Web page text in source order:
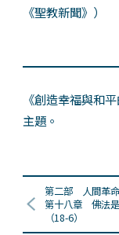
《聖教新聞》）
《創造幸福與和
主題。
第二部 人間革
第十八章 佛法
（18-6）